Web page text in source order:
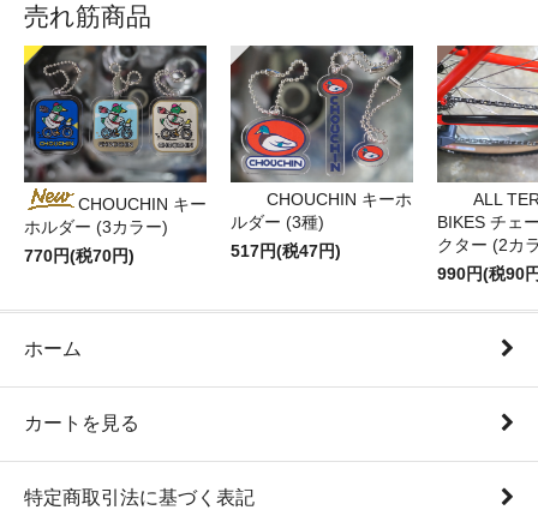
売れ筋商品
CHOUCHIN キー
ホルダー (3カラー)
770円(税70円)
CHOUCHIN キーホ
ルダー (3種)
517円(税47円)
ALL
BIKES チェ
クター (2カ
990円(税90
ホーム
カートを見る
特定商取引法に基づく表記